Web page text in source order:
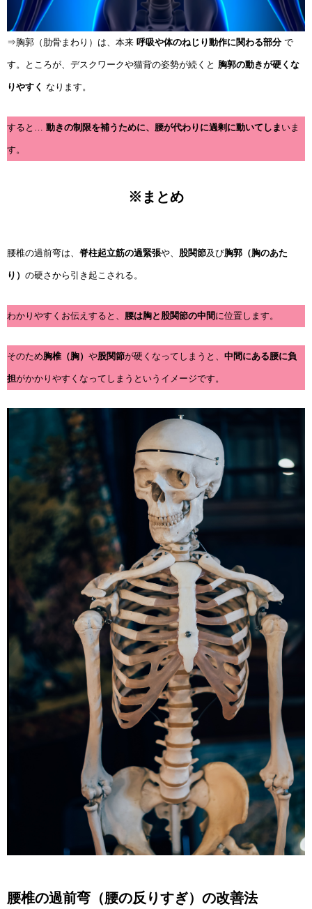
⇒胸郭（肋骨まわり）は、本来 呼吸や体のねじり動作に関わる部分で
す。ところが、デスクワークや猫背の姿勢が続くと 胸郭の動きが硬くな
りやすく なります。
すると… 動きの制限を補うために、腰が代わりに過剰に動いてしま いま
す。
※まとめ
腰椎の過前弯は、脊柱起立筋の過緊張や、 股関節及び胸郭（胸のあた
り） の硬さから引き起こされる。
わかりやすくお伝えすると、 腰は胸と股関節の中間 に位置します。
そのため胸椎（胸） や股関節が硬くなってしまうと、 中間にある腰に負
担がかかりやすくなってしまうというイメージです。
腰椎の過前弯（腰の反りすぎ）の改善法